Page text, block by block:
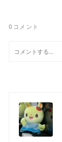
0 コメント